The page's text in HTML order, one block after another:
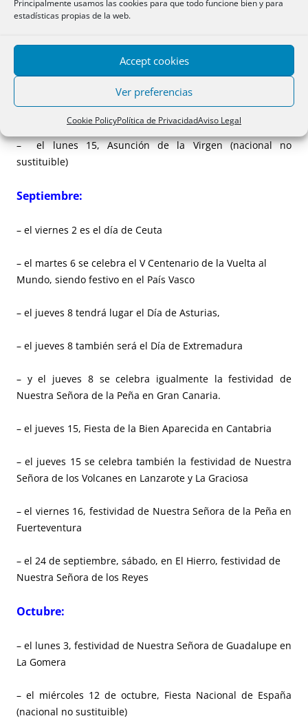
Principalmente usamos las cookies para que todo funcione bien y para
estadísticas propias de la web.
Accept cookies
Ver preferencias
Cookie PolicyPolítica de PrivacidadAviso Legal
Agosto:
– el viernes 5, festividad de Nuestra Señora de África en
– el viernes 5, festividad de Nuestra Señora de Las Nieves
– el lunes 15, Asunción de la Virgen (nacional no
sustituible)
Septiembre:
– el viernes 2 es el día de Ceuta
– el martes 6 se celebra el V Centenario de la Vuelta al
Mundo, siendo festivo en el País Vasco
– el jueves 8 tendrá lugar el Día de Asturias,
– el jueves 8 también será el Día de Extremadura
– y el jueves 8 se celebra igualmente la festividad de
Nuestra Señora de la Peña en Gran Canaria.
– el jueves 15, Fiesta de la Bien Aparecida en Cantabria
– el jueves 15 se celebra también la festividad de Nuestra
Señora de los Volcanes en Lanzarote y La Graciosa
– el viernes 16, festividad de Nuestra Señora de la Peña en
Fuerteventura
– el 24 de septiembre, sábado, en El Hierro, festividad de
Nuestra Señora de los Reyes
Octubre:
– el lunes 3, festividad de Nuestra Señora de Guadalupe en
La Gomera
– el miércoles 12 de octubre, Fiesta Nacional de España
(nacional no sustituible)